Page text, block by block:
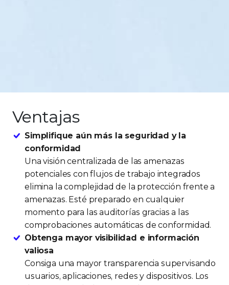
Ventajas
Simplifique aún más la seguridad y la
conformidad
Una visión centralizada de las amenazas
potenciales con flujos de trabajo integrados
elimina la complejidad de la protección frente a
amenazas. Esté preparado en cualquier
momento para las auditorías gracias a las
comprobaciones automáticas de conformidad.
Obtenga mayor visibilidad e información
valiosa
Consiga una mayor transparencia supervisando
usuarios, aplicaciones, redes y dispositivos. Los